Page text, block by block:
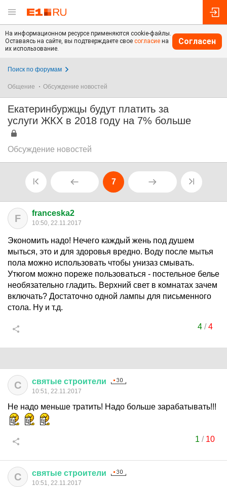
На информационном ресурсе применяются cookie-файлы.
Оставаясь на сайте, вы подтверждаете свое согласие на
их использование.
Согласен
Поиск по форумам
Общение Обсуждение новостей
Екатеринбуржцы будут платить за
услуги ЖКХ в 2018 году на 7% больше
Обсуждение новостей
7
F franceska2
10:50, 22.11.2017
Экономить надо! Нечего каждый жень под душем
мыться, это и для здоровья вредно. Воду после мытья
пола можно использовать чтобы унизаз смывать.
Утюгом можно пореже пользоваться - постельное белье
необязательно гладить. Верхний свет в комнатах зачем
включать? Достаточно одной лампы для письменного
стола. Ну и т.д.
4/4
С святые строители
10:51, 22.11.2017
Не надо меньше тратить! Надо больше зарабатывать!!!
1 / 10
С святые строители
10:51, 22.11.2017